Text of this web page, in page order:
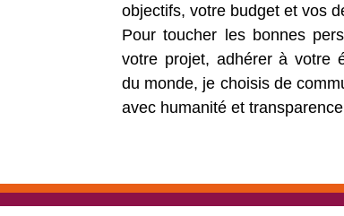
objectifs, votre budget et vos
Pour toucher les bonnes
votre projet, adhérer à votre
du monde, je choisis de
avec humanité et